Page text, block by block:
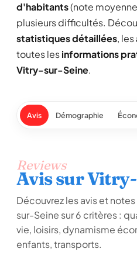
d'habitants(note moyenne
plusieurs difficultés.
statistiques détaillées, les
toutes lesinformations
Vitry-sur-Seine.
Avis Démographie
Reviews
Avis sur
Découvrez les avis et
sur-Seine sur 6 critères :
vie, loisirs, dynamisme
enfants, transports.